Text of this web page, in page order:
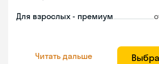
Для взрослых - премиум
Читать дальше